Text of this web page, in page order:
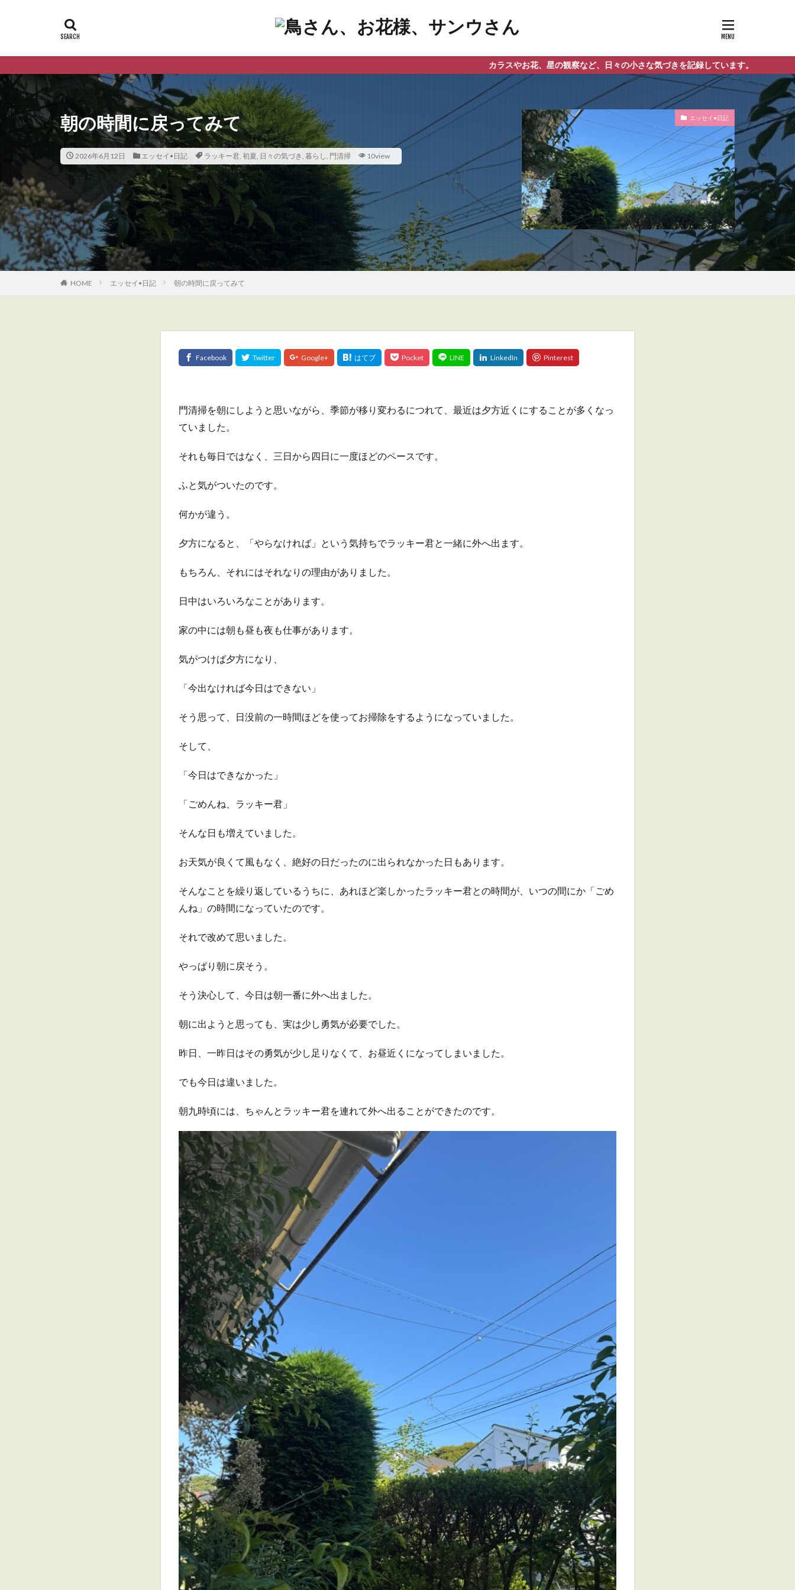
カラスやお花、星の観察など、日々の小さな気づきを記録しています。
朝の時間に戻ってみて
2026年6月12日 エッセイ•日記 ラッキー君, 初夏, 日々の気づき, 暮らし, 門清掃 10view
エッセイ•日記
HOME エッセイ•日記 朝の時間に戻ってみて
門清掃を朝にしようと思いながら、季節が移り変わるにつれて、最近は夕方近くにすることが多くなっ
ていました。
それも毎日ではなく、三日から四日に一度ほどのペースです。
ふと気がついたのです。
何かが違う。
夕方になると、「やらなければ」という気持ちでラッキー君と一緒に外へ出ます。
もちろん、それにはそれなりの理由がありました。
日中はいろいろなことがあります。
家の中には朝も昼も夜も仕事があります。
気がつけば夕方になり、
「今出なければ今日はできない」
そう思って、日没前の一時間ほどを使ってお掃除をするようになっていました。
そして、
「今日はできなかった」
「ごめんね、ラッキー君」
そんな日も増えていました。
お天気が良くて風もなく、絶好の日だったのに出られなかった日もあります。
そんなことを繰り返しているうちに、あれほど楽しかったラッキー君との時間が、いつの間にか「ごめ
んね」の時間になっていたのです。
それで改めて思いました。
やっぱり朝に戻そう。
そう決心して、今日は朝一番に外へ出ました。
朝に出ようと思っても、実は少し勇気が必要でした。
昨日、一昨日はその勇気が少し足りなくて、お昼近くになってしまいました。
でも今日は違いました。
朝九時頃には、ちゃんとラッキー君を連れて外へ出ることができたのです。